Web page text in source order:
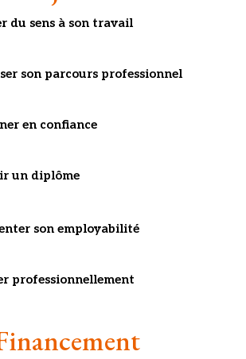
du sens à son travail
son parcours professionnel
en confiance
un diplôme
son employabilité
professionnellement